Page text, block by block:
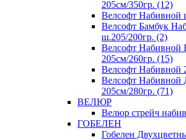
205см/350гр. (12)
Велсофт Набивной
Велсофт Бамбук
ш.205/200гр. (2)
Велсофт
205см/260гр. (15)
Велсофт Набивной
Велсофт Набивной
205см/280гр. (71)
ВЕЛЮР
Велюр стрейч
ГОБЕЛЕН
Гобелен